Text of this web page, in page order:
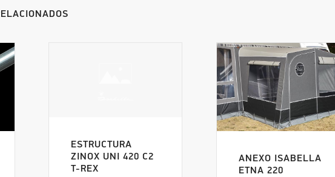
ESTRUCTURA
ZINOX UNI 420 C2
T-REX
ANEXO ISABELLA
ETNA 220